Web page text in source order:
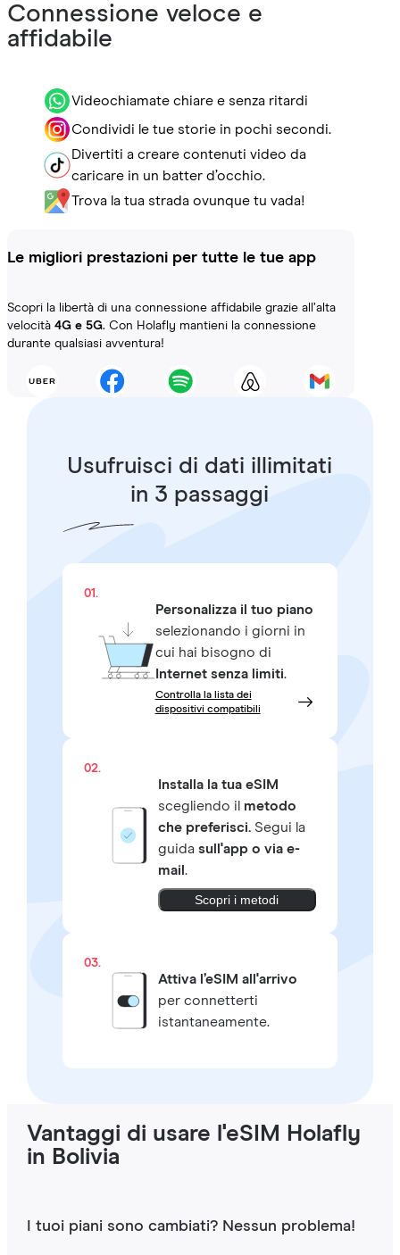
Connessione veloce e
affidabile
Videochiamate chiare e senza ritardi
Condividi le tue storie in pochi secondi.
Divertiti a creare contenuti video da
caricare in un batter d’occhio.
Trova la tua strada ovunque tu vada!
Le migliori prestazioni per tutte le tue app
Scopri la libertà di una connessione affidabile grazie all’alta
velocità 4G e 5G. Con Holafly mantieni la connessione
durante qualsiasi avventura!
Usufruisci di dati illimitati
in 3 passaggi
01.
Personalizza il tuo piano
selezionando i giorni in
cui hai bisogno di
Internet senza limiti.
Controlla la lista dei
dispositivi compatibili
02.
Installa la tua eSIM
scegliendo il metodo
che preferisci.Segui la
guida sull'app o via e-
mail .
Scopri i metodi
03.
Attiva l’eSIM all'arrivo
per connetterti
istantaneamente.
Vantaggi di usare l'eSIM Holafly
in Bolivia
I tuoi piani sono cambiati? Nessun problema!